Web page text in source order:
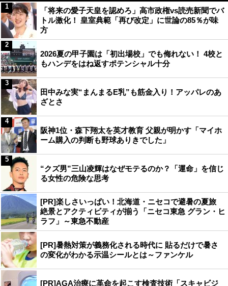
「将来の愛子天皇を認めろ」高市政権vs読売新聞でバ
トル激化！ 皇室典範「再び改定」に世論の85％が味
方
1
2026夏の甲子園は「初出場校」でも侮れない！ 4校と
もハンデをはね返すポテンシャル十分
2
田中みな実“まんまるE乳”も筋金入り！アッパレのあ
ざとさ
3
阪神1位・森下翔太を英才教育 父親が明かす「マイホ
ーム購入の判断も野球ありきでした」
4
“クズ男”三山凌輝はなぜモテるのか？「運命」を信じ
る女性の危険な思考
5
[PR]楽しさいっぱい！北海道・ニセコで避暑の夏旅
絶景とアクティビティが揃う「ニセコ東急 グラン・ヒ
ラフ」～東急不動産
[PR]暑熱対策が義務化される時代に 貼るだけで暑さ
の変化がわかる示温シールとは～ファンケル
[PR]AGA治療に革命を起こす検査技術「スキャビジ